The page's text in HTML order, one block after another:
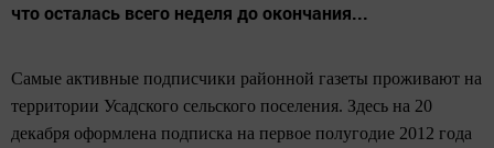
что осталась всего неделя до окончания...
Самые активные подписчики районной газеты проживают на
территории Усадского сельского поселения. Здесь на 20
декабря оформлена подписка на первое полугодие 2012 года